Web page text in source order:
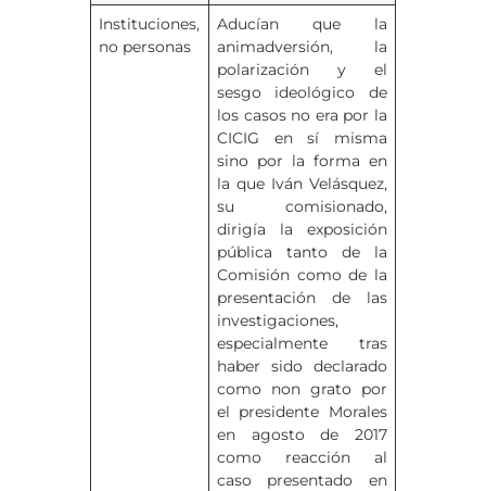
Instituciones,
no personas
Aducían que la
animadversión, la
polarización y el
sesgo ideológico de
los casos no era por la
CICIG en sí misma
sino por la forma en
la que Iván Velásquez,
su comisionado,
dirigía la exposición
pública tanto de la
Comisión como de la
presentación de las
investigaciones,
especialmente tras
haber sido declarado
como non grato por
el presidente Morales
en agosto de 2017
como reacción al
caso presentado en